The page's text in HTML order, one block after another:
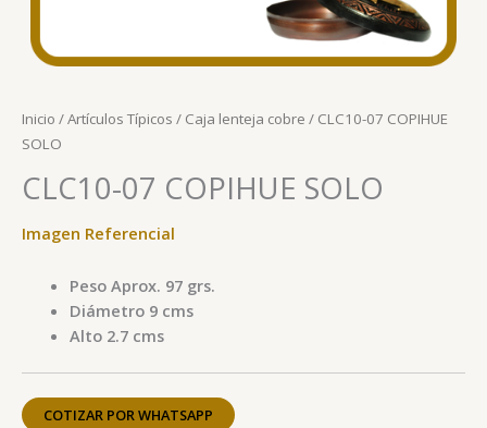
Inicio /Artículos Típicos / Caja lenteja cobre / CLC10-07 COPIHUE
SOLO
CLC10-07 COPIHUE SOLO
Imagen Referencial
Peso Aprox. 97 grs.
Diámetro 9 cms
Alto 2.7 cms
COTIZAR POR WHATSAPP